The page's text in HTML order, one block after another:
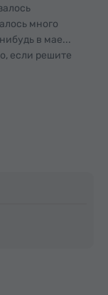
много
в мае...
если решите